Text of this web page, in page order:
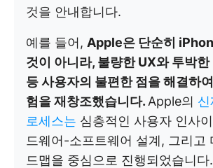
것을 안내합니다.
예를 들어, Apple은 단순히
것이 아니라, 불량한 UX와 투박한
등 사용자의 불편한 점을 해결하
험을 재창조했습니다. Apple의
로세스는 심층적인 사용자 인사
드웨어-소프트웨어 설계, 그리고
드맵을 중심으로 진행되었습니다.